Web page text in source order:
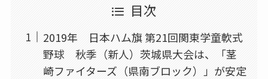
目次
2019年 日本ハム旗 第21回関東学童軟式
野球 秋季（新人）茨城県大会は、「茎
崎ファイターズ（県南ブロック）」が安定